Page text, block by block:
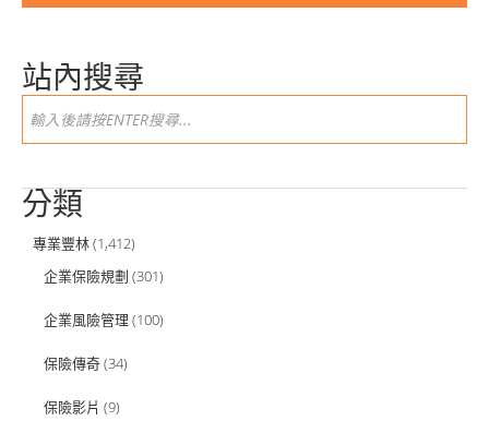
站內搜尋
分類
專業豐林(1,412)
企業保險規劃 (301)
企業風險管理 (100)
保險傳奇(34)
保險影片 (9)